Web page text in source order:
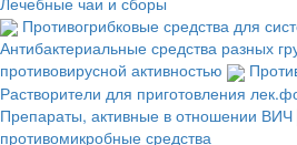
Противогрибковые средства для
Антибактериальные средства разных
противовирусной активностью
Растворители для приготовления
Препараты, активные в отношении ВИЧ
противомикробные средства